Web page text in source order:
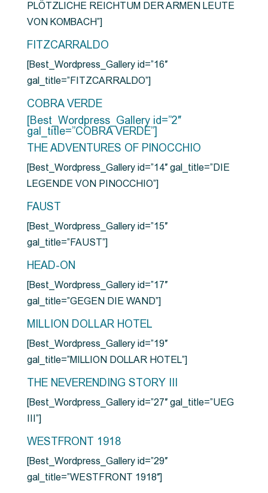
PLÖTZLICHE REICHTUM DER ARMEN LEUTE
VON KOMBACH”]
FITZCARRALDO
[Best_Wordpress_Gallery id=”16″
gal_title=”FITZCARRALDO”]
COBRA VERDE
[Best_Wordpress_Gallery id=”2″
gal_title=”COBRA VERDE”]
THE ADVENTURES OF PINOCCHIO
[Best_Wordpress_Gallery id=”14″ gal_title=”DIE
LEGENDE VON PINOCCHIO”]
FAUST
[Best_Wordpress_Gallery id=”15″
gal_title=”FAUST”]
HEAD-ON
[Best_Wordpress_Gallery id=”17″
gal_title=”GEGEN DIE WAND”]
MILLION DOLLAR HOTEL
[Best_Wordpress_Gallery id=”19″
gal_title=”MILLION DOLLAR HOTEL”]
THE NEVERENDING STORY III
[Best_Wordpress_Gallery id=”27″ gal_title=”UEG
III”]
WESTFRONT 1918
[Best_Wordpress_Gallery id=”29″
gal_title=”WESTFRONT 1918″]